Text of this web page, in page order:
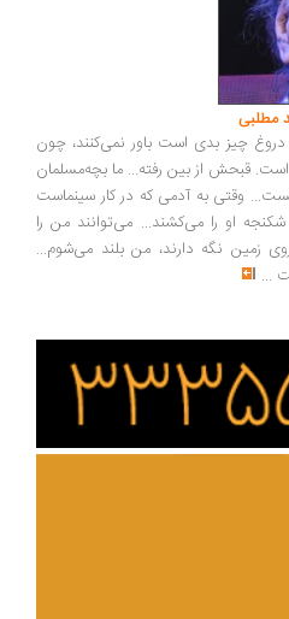
بدی است باور نمی‌کنند، چون
از بین رفته... ما بچه‌مسلمان
به آدمی که در کار سینماست
او را می‌کشند... می‌توانند من را
نگه دارند، من بلند می‌شوم...